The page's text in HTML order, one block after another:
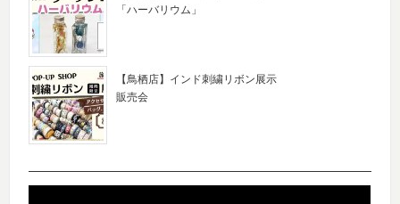
「ハーバリウム」
【鳥栖店】インド刺繍リボン展示
販売会